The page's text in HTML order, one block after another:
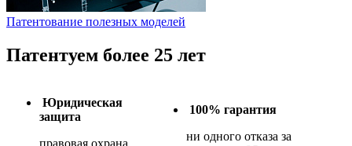
Патентование полезных моделей
Патентуем более 25 лет
Юридическая
защита
100% гарантия
ни одного отказа за